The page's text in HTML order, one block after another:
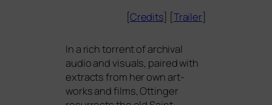
[Credits] [Trailer]
In a rich tor­rent of archi­val
audio and visu­als, pai­red with
extra­cts from her own art­
works and films, Ottinger